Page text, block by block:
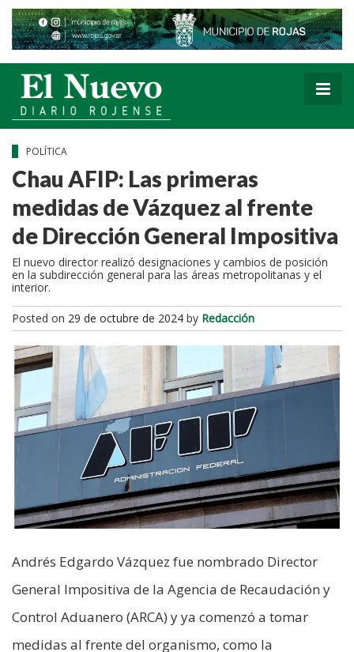
POLÍTICA
Chau AFIP: Las primeras
medidas de Vázquez al frente
de Dirección General Impositiva
El nuevo director realizó designaciones y cambios de posición
en la subdirección general para las áreas metropolitanas y el
interior.
Posted on 29 de octubre de 2024 by Redacción
Andrés Edgardo Vázquez fue nombrado Director
General Impositiva de la Agencia de Recaudación y
Control Aduanero (ARCA) y ya comenzó a tomar
medidas al frente del organismo, como la